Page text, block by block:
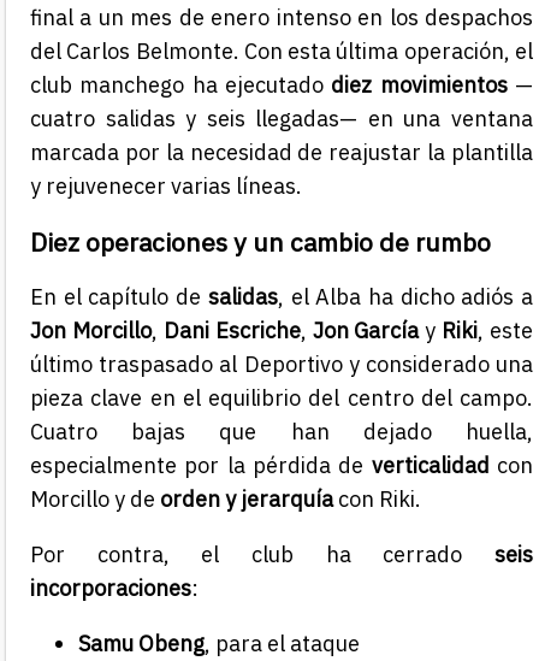
final a un mes de enero intenso en los despachos
del Carlos Belmonte. Con esta última operación, el
club manchego ha ejecutado diez movimientos—
cuatro salidas y seis llegadas— en una ventana
marcada por la necesidad de reajustar la plantilla
y rejuvenecer varias líneas.
Diez operaciones y un cambio de rumbo
En el capítulo de salidas, el Alba ha dicho adiós a
Jon Morcillo, Dani Escriche, Jon Garcíay Riki, este
último traspasado al Deportivo y considerado una
pieza clave en el equilibrio del centro del campo.
Cuatro bajas que han dejado huella,
especialmente por la pérdida de verticalidad con
Morcillo y de orden y jerarquíacon Riki.
Por contra, el club ha cerrado seis
incorporaciones:
Samu Obeng, para el ataque